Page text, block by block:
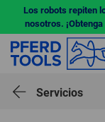
Los robots repiten
nosotros.
Servicios